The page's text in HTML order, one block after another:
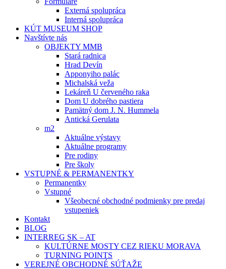
Externá spolupráca
Interná spolupráca
KÚT MUSEUM SHOP
Navštívte nás
OBJEKTY MMB
Stará radnica
Hrad Devín
Apponyiho palác
Michalská veža
Lekáreň U červeného raka
Dom U dobrého pastiera
Pamätný dom J. N. Hummela
Antická Gerulata
m2
Aktuálne výstavy
Aktuálne programy
Pre rodiny
Pre školy
VSTUPNÉ & PERMANENTKY
Permanentky
Vstupné
Všeobecné obchodné podmienky pre predaj
vstupeniek
Kontakt
BLOG
INTERREG SK – AT
KULTÚRNE MOSTY CEZ RIEKU MORAVA
TURNING POINTS
VEREJNÉ OBCHODNÉ SÚŤAŽE